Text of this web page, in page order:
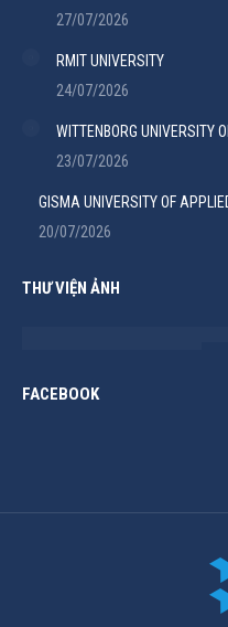
27/07/2026
RMIT UNIVERSITY
24/07/2026
WITTENBORG UNIVERSITY
23/07/2026
GISMA UNIVERSITY OF
20/07/2026
THƯ VIỆN ẢNH
FACEBOOK